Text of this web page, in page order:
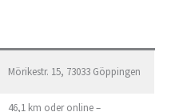
Mörikestr. 15, 73033 Göppingen
46,1 km oder online –